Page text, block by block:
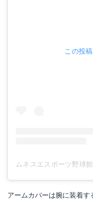
この投
アームカバーは腕に装着